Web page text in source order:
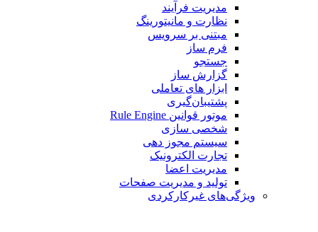
مدیریت فرآیند
نظارت و مانیتورینگ
مبتنی بر سرویس
فرم ساز
جستجو
گزارش ساز
ابزار های تعاملی
پشتیبان‌گیری
موتور قوانین Rule Engine
شخصی سازی
سیستم مجوز دهی
تجارت الکترونیک
مدیریت اعضا
تولید و مدیریت صفحات
ویژگی‌های غیرکارکردی